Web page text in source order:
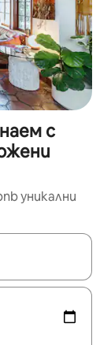
с
уникални